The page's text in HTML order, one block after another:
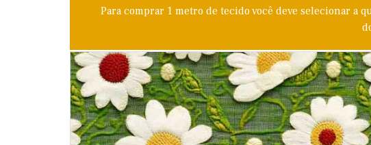
Para comprar 1 metro de tecido você deve selecionar